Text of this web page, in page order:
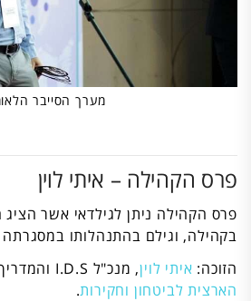
מערך הסייבר
פרס הקהילה – איתי לוין
פרס הקהילה ניתן לגילדאי אשר
בקהילה, וגילם בהתנהלותו במסגרתה
הזוכה: איתי לוין, מנכ"ל I.D.S והמדריך הראשי של
הארצית לביטחון וחקירות.